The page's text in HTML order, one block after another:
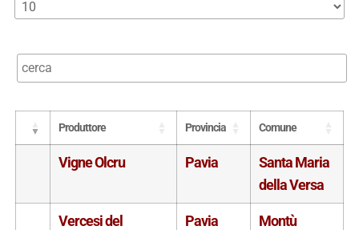
Produttore Provincia Comune
Vigne Olcru Pavia
Santa Maria
della Versa
Vercesi del Pavia Montù